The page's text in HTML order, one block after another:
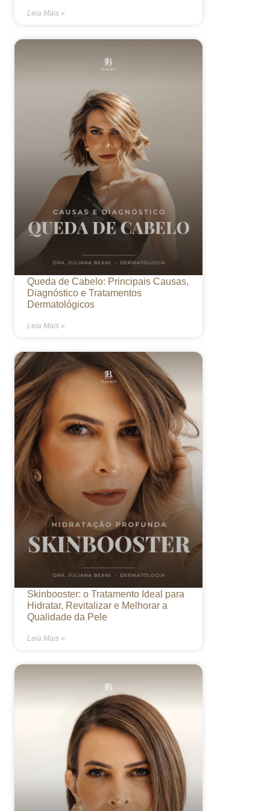
Leia Mais »
Queda de Cabelo: Principais Causas,
Diagnóstico e Tratamentos
Dermatológicos
Leia Mais »
Skinbooster: o Tratamento Ideal para
Hidratar, Revitalizar e Melhorar a
Qualidade da Pele
Leia Mais »